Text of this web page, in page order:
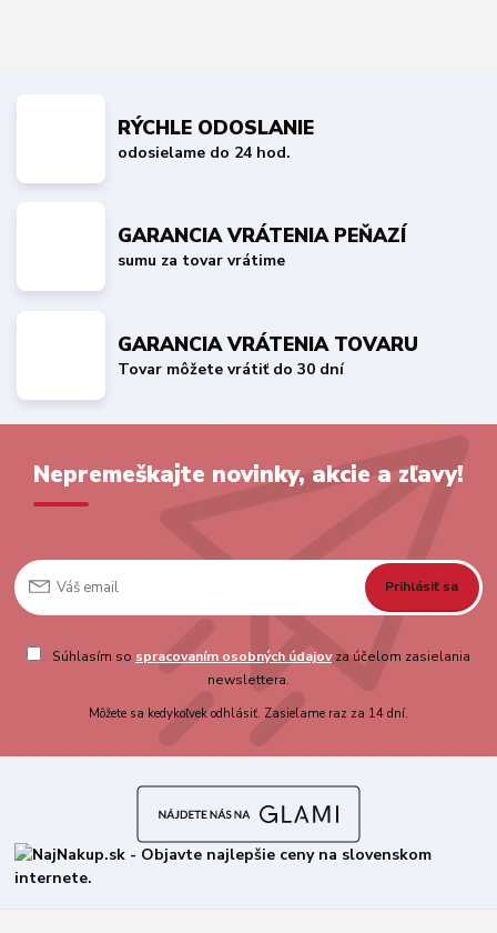
RÝCHLE ODOSLANIE
odosielame do 24 hod.
GARANCIA VRÁTENIA PEŇAZÍ
sumu za tovar vrátime
GARANCIA VRÁTENIA TOVARU
Tovar môžete vrátiť do 30 dní
Nepremeškajte novinky, akcie a zľavy!
Prihlásiť sa
Súhlasím so spracovaním osobných údajovza účelom zasielania
newslettera.
Môžete sa kedykoľvek odhlásiť. Zasielame raz za 14 dní.